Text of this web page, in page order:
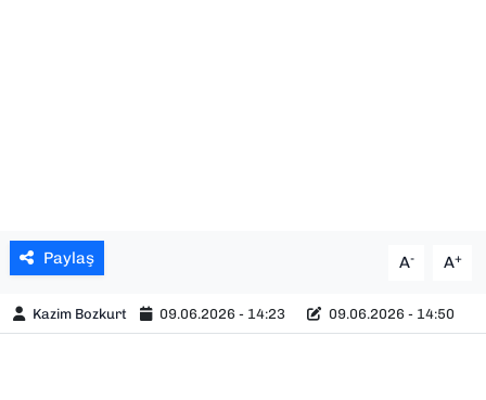
Paylaş A- A+
Kazim Bozkurt 09.06.2026 - 14:23 09.06.2026 - 14:50